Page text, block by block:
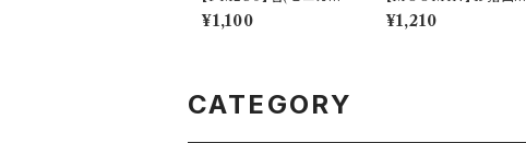
【Daily Sketch】PM2
83-840
¥1,100
CHIMATSU)【MM2
0000】MM20001-34
¥1,210
CATEGORY